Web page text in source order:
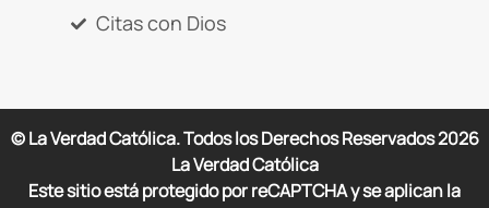
Citas con Dios
© La Verdad Católica. Todos los Derechos Reservados2026
La Verdad Católica
Este sitio está protegido por reCAPTCHA y se aplican la